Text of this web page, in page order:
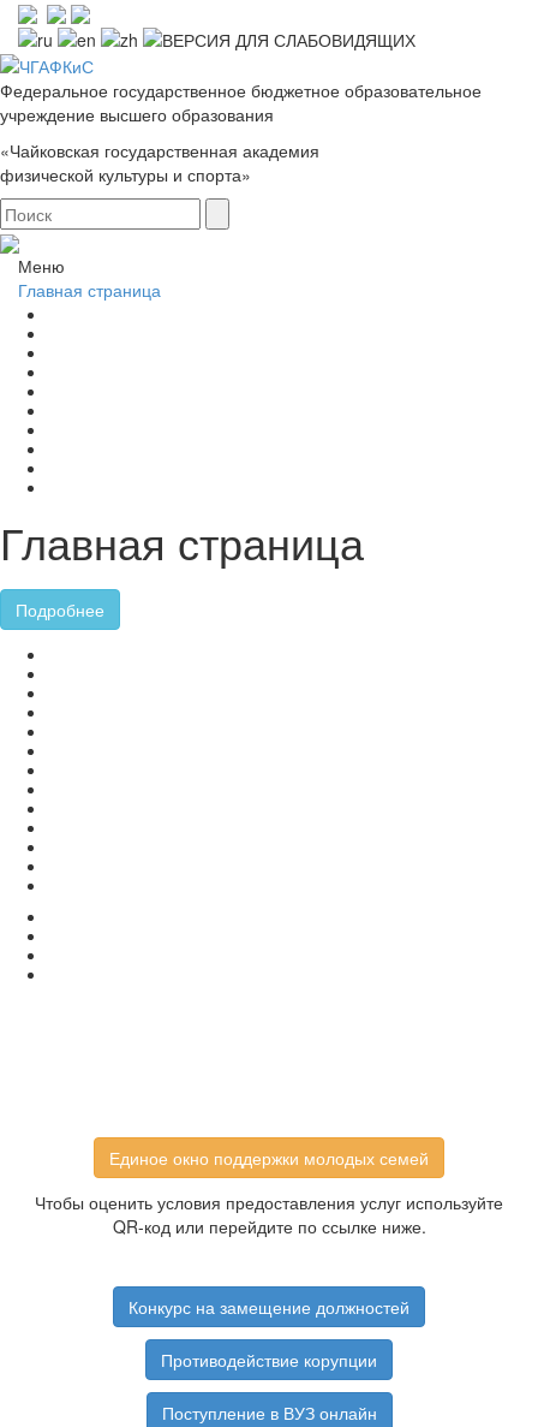
Федеральное государственное бюджетное образовательное
учреждение высшего образования
«Чайковская государственная академия
физической культуры и спорта»
Меню
Главная страница
Главная страница
Подробнее
Единое окно поддержки молодых семей
Чтобы оценить условия предоставления услуг используйте
QR-код или перейдите по ссылке ниже.
Конкурс на замещение должностей
Противодействие корупции
Поступление в ВУЗ онлайн